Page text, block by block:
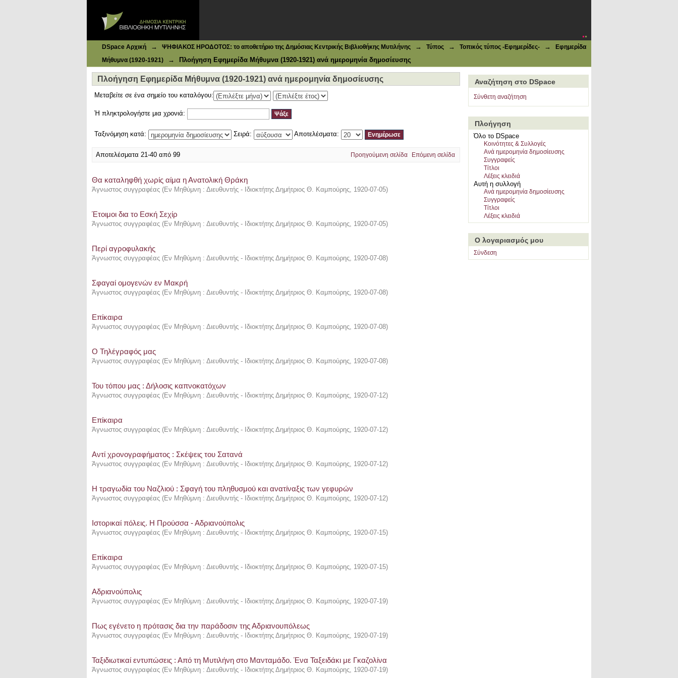
DSpace Αρχική → ΨΗΦΙΑΚΟΣ ΗΡΟΔΟΤΟΣ: το αποθετήριο της Δημόσιας Κεντρικής Βιβλιοθήκης Μυτιλήνης → Τύπος → Τοπικός τύπος -Εφημερίδες- →
Εφημερίδα
Μήθυμνα (1920-1921)
→ Πλοήγηση Εφημερίδα Μήθυμνα (1920-1921) ανά ημερομηνία δημοσίευσης
Πλοήγηση Εφημερίδα Μήθυμνα (1920-1921) ανά ημερομηνία δημοσίευσης
Μεταβείτε σε ένα σημείο του καταλόγου:
Ή πληκτρολογήστε μια χρονιά:
Ταξινόμηση κατά: Σειρά: Αποτελέσματα:
Αποτελέσματα 21-40 από 99 Προηγούμενη σελίδα Επόμενη σελίδα
Θα καταληφθή χωρίς αίμα η Ανατολική Θράκη
Άγνωστος συγγραφέας (Εν Μηθύμνη : Διευθυντής - Ιδιοκτήτης Δημήτριος Θ. Καμπούρης, 1920-07-05)
Έτοιμοι δια το Εσκή Σεχίρ
Άγνωστος συγγραφέας (Εν Μηθύμνη : Διευθυντής - Ιδιοκτήτης Δημήτριος Θ. Καμπούρης, 1920-07-05)
Περί αγροφυλακής
Άγνωστος συγγραφέας (Εν Μηθύμνη : Διευθυντής - Ιδιοκτήτης Δημήτριος Θ. Καμπούρης, 1920-07-08)
Σφαγαί ομογενών εν Μακρή
Άγνωστος συγγραφέας (Εν Μηθύμνη : Διευθυντής - Ιδιοκτήτης Δημήτριος Θ. Καμπούρης, 1920-07-08)
Επίκαιρα
Άγνωστος συγγραφέας (Εν Μηθύμνη : Διευθυντής - Ιδιοκτήτης Δημήτριος Θ. Καμπούρης, 1920-07-08)
Ο Τηλέγραφός μας
Άγνωστος συγγραφέας (Εν Μηθύμνη : Διευθυντής - Ιδιοκτήτης Δημήτριος Θ. Καμπούρης, 1920-07-08)
Του τόπου μας : Δήλοσις καπνοκατόχων
Άγνωστος συγγραφέας (Εν Μηθύμνη : Διευθυντής - Ιδιοκτήτης Δημήτριος Θ. Καμπούρης, 1920-07-12)
Επίκαιρα
Άγνωστος συγγραφέας (Εν Μηθύμνη : Διευθυντής - Ιδιοκτήτης Δημήτριος Θ. Καμπούρης, 1920-07-12)
Αντί χρονογραφήματος : Σκέψεις του Σατανά
Άγνωστος συγγραφέας (Εν Μηθύμνη : Διευθυντής - Ιδιοκτήτης Δημήτριος Θ. Καμπούρης, 1920-07-12)
Η τραγωδία του Ναζλιού : Σφαγή του πληθυσμού και ανατίναξις των γεφυρών
Άγνωστος συγγραφέας (Εν Μηθύμνη : Διευθυντής - Ιδιοκτήτης Δημήτριος Θ. Καμπούρης, 1920-07-12)
Ιστορικαί πόλεις. Η Προύσσα - Αδριανούπολις
Άγνωστος συγγραφέας (Εν Μηθύμνη : Διευθυντής - Ιδιοκτήτης Δημήτριος Θ. Καμπούρης, 1920-07-15)
Επίκαιρα
Άγνωστος συγγραφέας (Εν Μηθύμνη : Διευθυντής - Ιδιοκτήτης Δημήτριος Θ. Καμπούρης, 1920-07-15)
Αδριανούπολις
Άγνωστος συγγραφέας (Εν Μηθύμνη : Διευθυντής - Ιδιοκτήτης Δημήτριος Θ. Καμπούρης, 1920-07-19)
Πως εγένετο η πρότασις δια την παράδοσιν της Αδριανουπόλεως
Άγνωστος συγγραφέας (Εν Μηθύμνη : Διευθυντής - Ιδιοκτήτης Δημήτριος Θ. Καμπούρης, 1920-07-19)
Ταξιδιωτικαί εντυπώσεις : Από τη Μυτιλήνη στο Μανταμάδο. Ένα Ταξειδάκι με Γκαζολίνα
Άγνωστος συγγραφέας (Εν Μηθύμνη : Διευθυντής - Ιδιοκτήτης Δημήτριος Θ. Καμπούρης, 1920-07-19)
Αναζήτηση στο DSpace
Σύνθετη αναζήτηση
Πλοήγηση
Όλο το DSpace
Κοινότητες & Συλλογές
Ανά ημερομηνία δημοσίευσης
Συγγραφείς
Τίτλοι
Λέξεις κλειδιά
Αυτή η συλλογή
Ανά ημερομηνία δημοσίευσης
Συγγραφείς
Τίτλοι
Λέξεις κλειδιά
Ο λογαριασμός μου
Σύνδεση